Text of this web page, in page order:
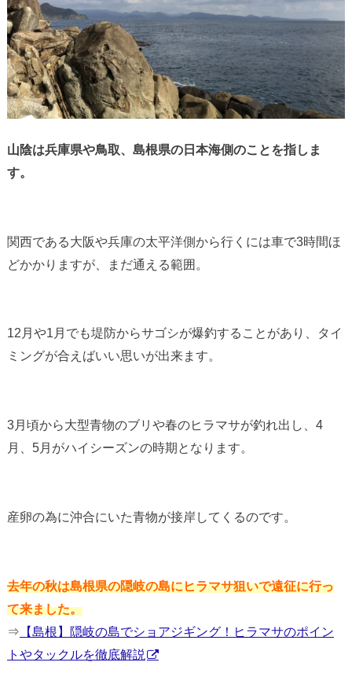
山陰は兵庫県や鳥取、島根県の日本海側のことを指しま
す。
関西である大阪や兵庫の太平洋側から行くには車で3時間ほ
どかかりますが、まだ通える範囲。
12月や1月でも堤防からサゴシが爆釣することがあり、タイ
ミングが合えばいい思いが出来ます。
3月頃から大型青物のブリや春のヒラマサが釣れ出し、4
月、5月がハイシーズンの時期となります。
産卵の為に沖合にいた青物が接岸してくるのです。
去年の秋は島根県の隠岐の島にヒラマサ狙いで遠征に行っ
て来ました。
⇒ 【島根】隠岐の島でショアジギング！ヒラマサのポイン
トやタックルを徹底解説